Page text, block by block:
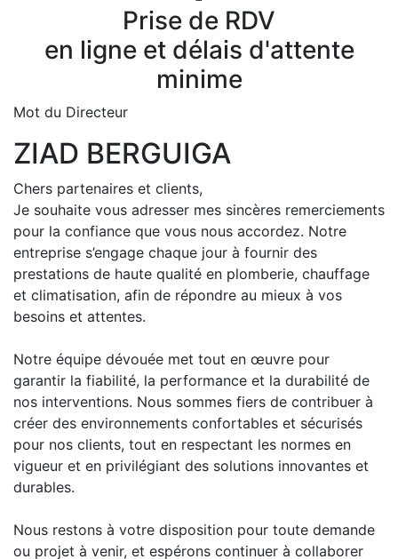
Prise de RDV
en ligne et délais d'attente
minime
Mot du Directeur
ZIAD BERGUIGA
Chers partenaires et clients,
Je souhaite vous adresser mes sincères remerciements
pour la confiance que vous nous accordez. Notre
entreprise s’engage chaque jour à fournir des
prestations de haute qualité en plomberie, chauffage
et climatisation, afin de répondre au mieux à vos
besoins et attentes.
Notre équipe dévouée met tout en œuvre pour
garantir la fiabilité, la performance et la durabilité de
nos interventions. Nous sommes fiers de contribuer à
créer des environnements confortables et sécurisés
pour nos clients, tout en respectant les normes en
vigueur et en privilégiant des solutions innovantes et
durables.
Nous restons à votre disposition pour toute demande
ou projet à venir, et espérons continuer à collaborer